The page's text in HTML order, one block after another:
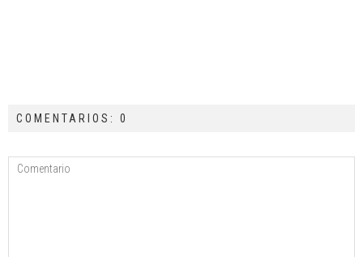
COMENTARIOS: 0